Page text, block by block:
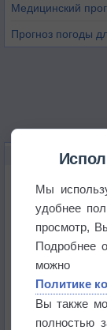
Медицинский
Прогноз погоды
НОВОЕ О
В
Мы
удобнее
просмотр,
Подробнее
Политике
Вы также
полностью